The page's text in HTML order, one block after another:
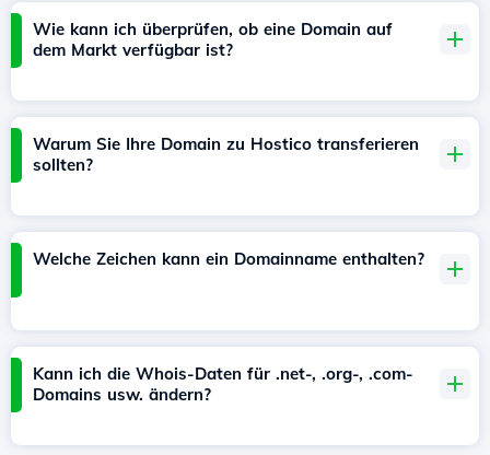
Wie kann ich überprüfen, ob eine Domain auf
dem Markt verfügbar ist?
Warum Sie Ihre Domain zu Hostico transferieren
sollten?
Welche Zeichen kann ein Domainname enthalten?
Kann ich die Whois-Daten für .net-, .org-, .com-
Domains usw. ändern?